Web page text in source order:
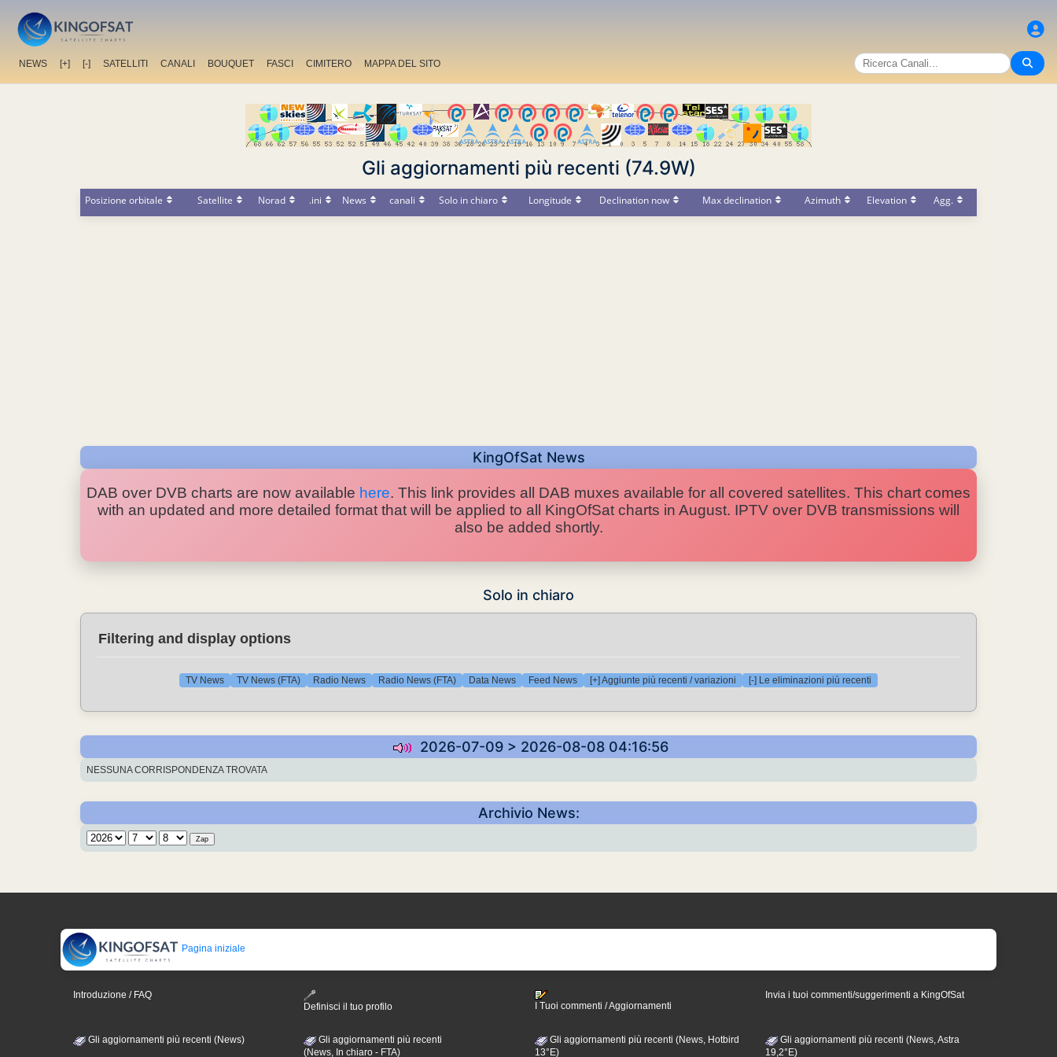
NEWS [+] [-] SATELLITI CANALI BOUQUET FASCI CIMITERO MAPPA DEL SITO
Gli aggiornamenti più recenti (74.9W)
Posizione orbitale Satellite Norad .ini News canali Solo in chiaro Longitude Declination now Max declination Azimuth Elevation Agg.
KingOfSat News
DAB over DVB charts are now available here. This link provides all DAB muxes available for all covered satellites. This chart comes
with an updated and more detailed format that will be applied to all KingOfSat charts in August. IPTV over DVB transmissions will
also be added shortly.
Solo in chiaro
Filtering and display options
TV News TV News (FTA) Radio News Radio News (FTA) Data News Feed News [+] Aggiunte più recenti / variazioni [-] Le eliminazioni più recenti
2026-07-09 > 2026-08-08 04:16:56
NESSUNA CORRISPONDENZA TROVATA
Archivio News:
Pagina iniziale
Introduzione / FAQ
Definisci il tuo profilo
I Tuoi commenti / Aggiornamenti
Invia i tuoi commenti/suggerimenti a KingOfSat
Gli aggiornamenti più recenti (News)
Gli aggiornamenti più recenti
(News, In chiaro - FTA)
Gli aggiornamenti più recenti (News, Hotbird
13°E)
Gli aggiornamenti più recenti (News, Astra
19,2°E)